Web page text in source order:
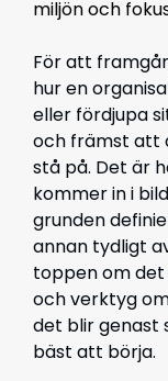
miljön och
För att
hur en
eller fördjupa
och främst att
stå på. Det är
kommer in i
grunden
annan tydligt
toppen om
och verktyg
det blir genast
bäst att börja.